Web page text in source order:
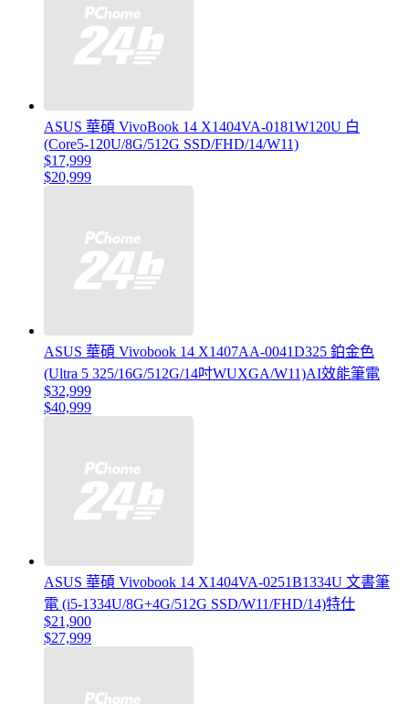
ASUS 華碩 VivoBook 14 X1404VA-0181W120U 白
(Core5-120U/8G/512G SSD/FHD/14/W11)
$17,999
$20,999
ASUS 華碩 Vivobook 14 X1407AA-0041D325 鉑金色
(Ultra 5 325/16G/512G/14吋WUXGA/W11)AI效能筆電
$32,999
$40,999
ASUS 華碩 Vivobook 14 X1404VA-0251B1334U 文書筆
電 (i5-1334U/8G+4G/512G SSD/W11/FHD/14)特仕
$21,900
$27,999